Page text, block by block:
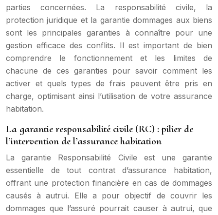
parties concernées. La responsabilité civile, la
protection juridique et la garantie dommages aux biens
sont les principales garanties à connaître pour une
gestion efficace des conflits. Il est important de bien
comprendre le fonctionnement et les limites de
chacune de ces garanties pour savoir comment les
activer et quels types de frais peuvent être pris en
charge, optimisant ainsi l’utilisation de votre assurance
habitation.
La garantie responsabilité civile (RC) : pilier de
l’intervention de l’assurance habitation
La garantie Responsabilité Civile est une garantie
essentielle de tout contrat d’assurance habitation,
offrant une protection financière en cas de dommages
causés à autrui. Elle a pour objectif de couvrir les
dommages que l’assuré pourrait causer à autrui, que